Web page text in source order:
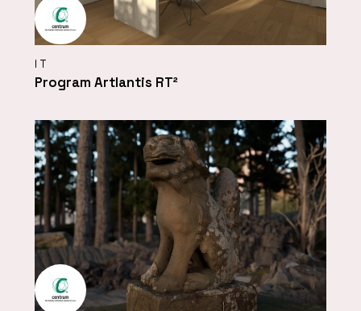
IT
Program Artlantis RT²